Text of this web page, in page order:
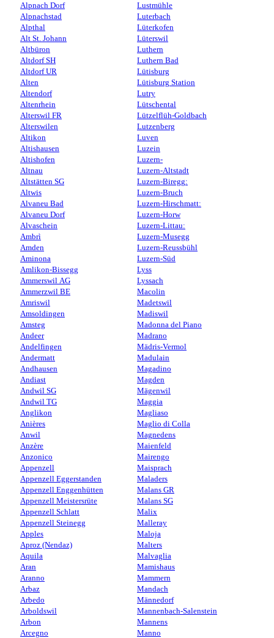
Alpnach Dorf
Alpnachstad
Alpthal
Alt St. Johann
Altbüron
Altdorf SH
Altdorf UR
Alten
Altendorf
Altenrhein
Alterswil FR
Alterswilen
Altikon
Altishausen
Altishofen
Altnau
Altstätten SG
Altwis
Alvaneu Bad
Alvaneu Dorf
Alvaschein
Ambrì
Amden
Aminona
Amlikon-Bissegg
Ammerswil AG
Ammerzwil BE
Amriswil
Amsoldingen
Amsteg
Andeer
Andelfingen
Andermatt
Andhausen
Andiast
Andwil SG
Andwil TG
Anglikon
Anières
Anwil
Anzère
Anzonico
Appenzell
Appenzell Eggerstanden
Appenzell Enggenhütten
Appenzell Meistersrüte
Appenzell Schlatt
Appenzell Steinegg
Apples
Aproz (Nendaz)
Aquila
Aran
Aranno
Arbaz
Arbedo
Arboldswil
Arbon
Arcegno
Lustmühle
Luterbach
Lüterkofen
Lüterswil
Luthern
Luthern Bad
Lütisburg
Lütisburg Station
Lutry
Lütschental
Lützelflüh-Goldbach
Lutzenberg
Luven
Luzein
Luzern-
Luzern-Altstadt
Luzern-Biregg:
Luzern-Bruch
Luzern-Hirschmatt:
Luzern-Horw
Luzern-Littau:
Luzern-Musegg
Luzern-Reussbühl
Luzern-Süd
Lyss
Lyssach
Macolin
Madetswil
Madiswil
Madonna del Piano
Madrano
Mädris-Vermol
Madulain
Magadino
Magden
Mägenwil
Maggia
Magliaso
Maglio di Colla
Magnedens
Maienfeld
Mairengo
Maisprach
Maladers
Malans GR
Malans SG
Malix
Malleray
Maloja
Malters
Malvaglia
Mamishaus
Mammern
Mandach
Männedorf
Mannenbach-Salenstein
Mannens
Manno